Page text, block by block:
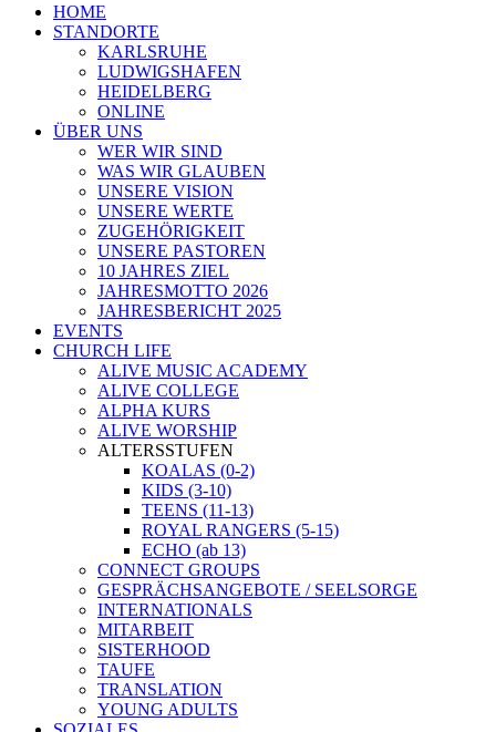
Menü
schließen
HOME
STANDORTE
KARLSRUHE
LUDWIGSHAFEN
HEIDELBERG
ONLINE
ÜBER UNS
WER WIR SIND
WAS WIR GLAUBEN
UNSERE VISION
UNSERE WERTE
ZUGEHÖRIGKEIT
UNSERE PASTOREN
10 JAHRES ZIEL
JAHRESMOTTO 2026
JAHRESBERICHT 2025
EVENTS
CHURCH LIFE
ALIVE MUSIC ACADEMY
ALIVE COLLEGE
ALPHA KURS
ALIVE WORSHIP
ALTERSSTUFEN
KOALAS (0-2)
KIDS (3-10)
TEENS (11-13)
ROYAL RANGERS (5-15)
ECHO (ab 13)
CONNECT GROUPS
GESPRÄCHSANGEBOTE / SEELSORGE
INTERNATIONALS
MITARBEIT
SISTERHOOD
TAUFE
TRANSLATION
YOUNG ADULTS